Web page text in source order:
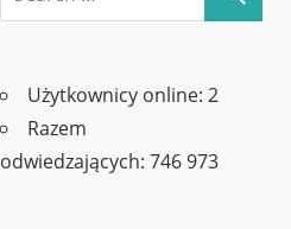
Użytkownicy online:2
Razem
odwiedzających:746 973